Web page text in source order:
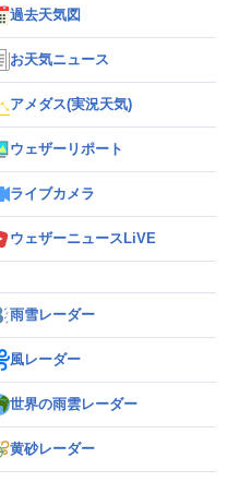
過去天気図
お天気ニュース
アメダス(実況天気)
ウェザーリポート
ライブカメラ
ウェザーニュースLiVE
雨雪レーダー
風レーダー
世界の雨雲レーダー
黄砂レーダー